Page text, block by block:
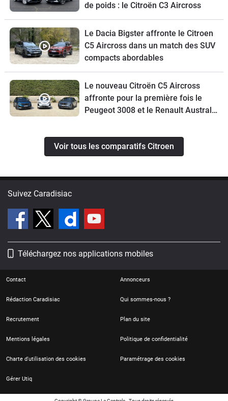
de poids : le Citroën C3 Aircross
Le Dacia Bigster affronte le Citroen
C5 Aircross dans un match des SUV
compacts abordables
Le nouveau Citroën C5 Aircross
affronte pour la première fois le
Peugeot 3008 et le Renault Austral
Voir tous les comparatifs Citroen
Suivez Caradisiac
Téléchargez nos applications mobiles
Contact Annonceurs
Rédaction Caradisiac Qui sommes-nous ?
Recrutement Plan du site
Mentions légales Politique de confidentialité
Charte d'utilisation des cookies Paramétrage des cookies
Gérer Utiq